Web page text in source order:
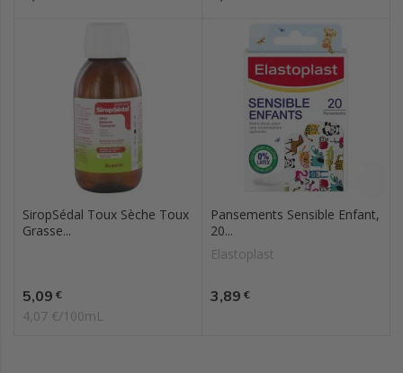
SiropSédal Toux Sèche Toux
Grasse...
Prix
5,09 €
4,07 €/100mL
Pansements Sensible Enfant,
20...
Elastoplast
Prix
3,89 €